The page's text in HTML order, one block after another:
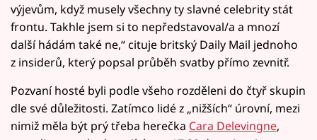
výjevům, když musely všechny ty slavné celebrity stát
frontu. Takhle jsem si to nepředstavoval/a a mnozí
další hádám také ne,“ cituje britský Daily Mail jednoho
z insiderů, který popsal průběh svatby přímo zevnitř.
Pozvaní hosté byli podle všeho rozděleni do čtyř skupin
dle své důležitosti. Zatímco lidé z „nižších“ úrovní, mezi
nimiž měla být prý třeba herečka Cara Delevingne,